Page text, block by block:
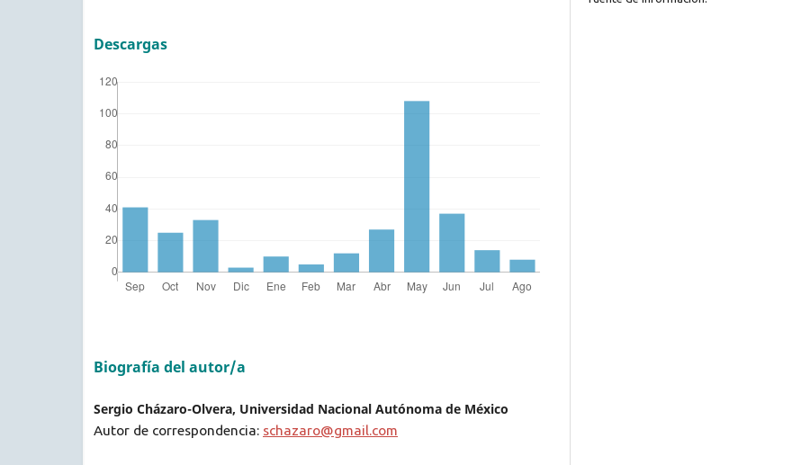
Descargas
Biografía del autor/a
Sergio Cházaro-Olvera, Universidad Nacional Autónoma de México
Autor de correspondencia: schazaro@gmail.com